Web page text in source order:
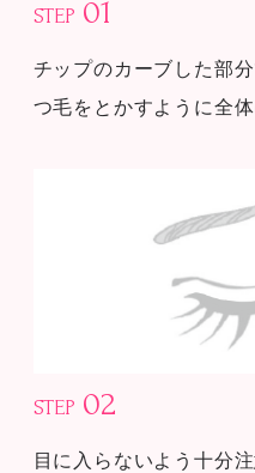
STEP 01
チップのカーブした部
つ毛をとかすように全
STEP 02
目に入らないよう十分